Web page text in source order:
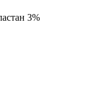
3%